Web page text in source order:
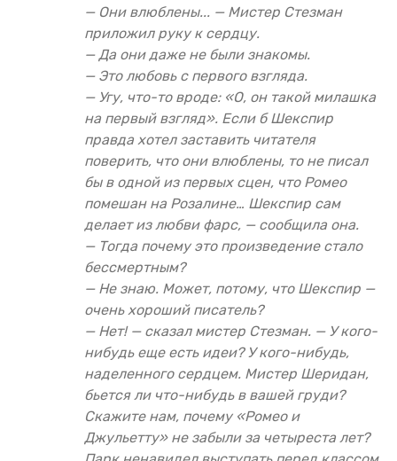
— Они влюблены... — Мистер Стезман
приложил руку к сердцу.
— Да они даже не были знакомы.
— Это любовь с первого взгляда.
— Угу, что-то вроде: «О, он такой милашка
на первый взгляд». Если б Шекспир
правда хотел заставить читателя
поверить, что они влюблены, то не писал
бы в одной из первых сцен, что Ромео
помешан на Розалине… Шекспир сам
делает из любви фарс, — сообщила она.
— Тогда почему это произведение стало
бессмертным?
— Не знаю. Может, потому, что Шекспир —
очень хороший писатель?
— Нет! — сказал мистер Стезман. — У кого-
нибудь еще есть идеи? У кого-нибудь,
наделенного сердцем. Мистер Шеридан,
бьется ли что-нибудь в вашей груди?
Скажите нам, почему «Ромео и
Джульетту» не забыли за четыреста лет?